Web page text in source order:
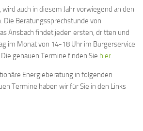
auch in diesem Jahr vorwiegend an den
Die Beratungssprechstunde von
Ansbach findet jeden ersten, dritten und
im Monat von 14-18 Uhr im Bürgerservice
genauen Termine finden Sie hier.
Energieberatung in folgenden
Termine haben wir für Sie in den Links